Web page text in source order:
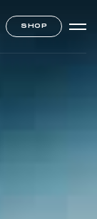
SHOP